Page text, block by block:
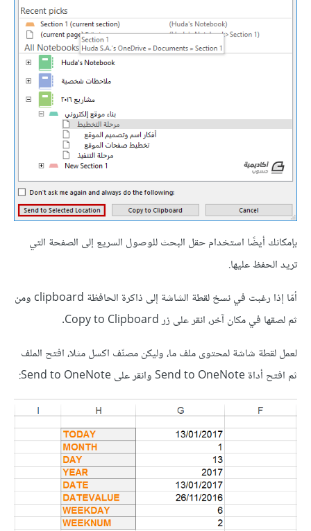
بإمكانك أيضًا استخدام حقل البحث للوصول السريع إلى الصفحة التي
تريد الحفظ عليها.
أمّا إذا رغبت في نسخ لقطة الشاشة إلى ذاكرة الحافظة clipboard ومن
ثم لصقها في مكان آخر، انقر على زر Copy to Clipboard.
لعمل لقطة شاشة لمحتوى ملف ما، وليكن مصنّف اكسل مثلا، افتح الملف
ثم افتح أداة Send to OneNote وانقر على Send to OneNote: